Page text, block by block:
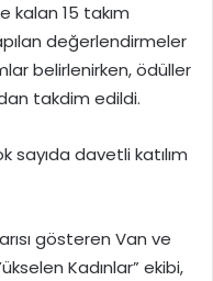
kalan 15 takım
değerlendirmeler
belirlenirken, ödüller
takdim edildi.
davetli katılım
gösteren Van ve
Kadınlar” ekibi,